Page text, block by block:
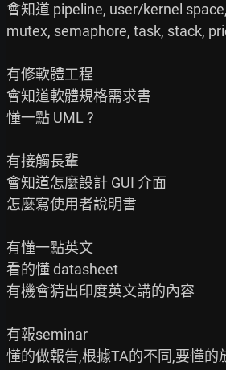
會知道 pipeline, user/kernel
mutex, semaphore, task, stack,
有修軟體工程
會知道軟體規格需求書
懂一點 UML ?
有接觸長輩
會知道怎麼設計 GUI 介面
怎麼寫使用者說明書
有懂一點英文
看的懂 datasheet
有機會猜出印度英文講的內容
有報seminar
懂的做報告,根據TA的不同,要懂的